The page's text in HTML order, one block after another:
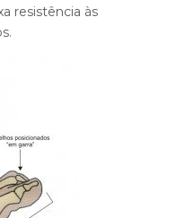
resistência às